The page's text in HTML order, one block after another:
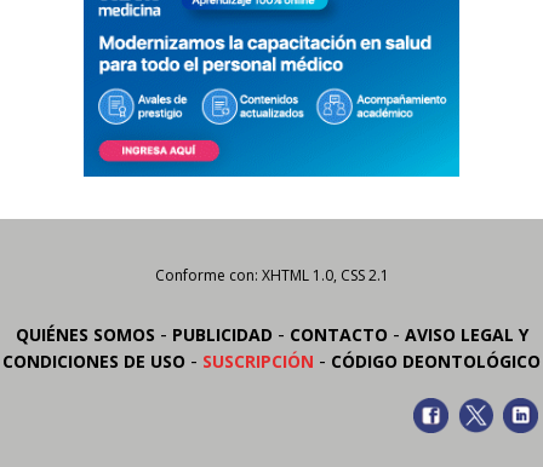
Conforme con: XHTML 1.0, CSS 2.1
QUIÉNES SOMOS - PUBLICIDAD - CONTACTO - AVISO LEGAL Y
CONDICIONES DE USO - SUSCRIPCIÓN - CÓDIGO DEONTOLÓGICO